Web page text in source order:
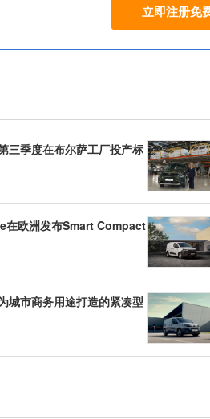
立即注册免
三季度在布尔萨工厂投产标
欧洲发布Smart Compact
城市商务用途打造的紧凑型